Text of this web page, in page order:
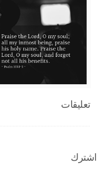
تعليقات
اشترك